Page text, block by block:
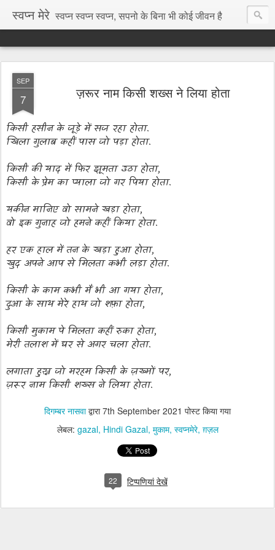
स्वप्न मेरे स्वप्न स्वप्न स्वप्न, सपनो के बिना भी कोई जीवन है
SEP
7 ज़रूर नाम किसी शख्स ने लिया होता
किसी हसीन के जूड़े में सज रहा होता.
खिला गुलाब कहीं पास जो पड़ा होता.
किसी की याद में फिर झूमता उठा होता,
किसी के प्रेम का प्याला जो गर पिया होता.
यकीन मानिए वो सामने खड़ा होता,
वो इक गुनाह जो हमने कहीं किया होता.
हर एक हाल में तन के खड़ा हुआ होता,
खुद अपने आप से मिलता कभी लड़ा होता.
किसी के काम कभी मैं भी आ गया होता,
दुआ के साथ मेरे हाथ जो शफ़ा होता,
किसी मुकाम पे मिलता कहीं रुका होता,
मेरी तलाश में घर से अगर चला होता.
लगाता हुस्न जो मरहम किसी के ज़ख्मों पर,
ज़रूर नाम किसी शख्स ने लिया होता.
दिगम्बर नासवाद्वारा7th September 2021 पोस्ट किया गया
लेबल: gazal Hindi Gazal मुकाम स्वप्नमेरे ग़ज़ल
22 टिप्पणियां देखें